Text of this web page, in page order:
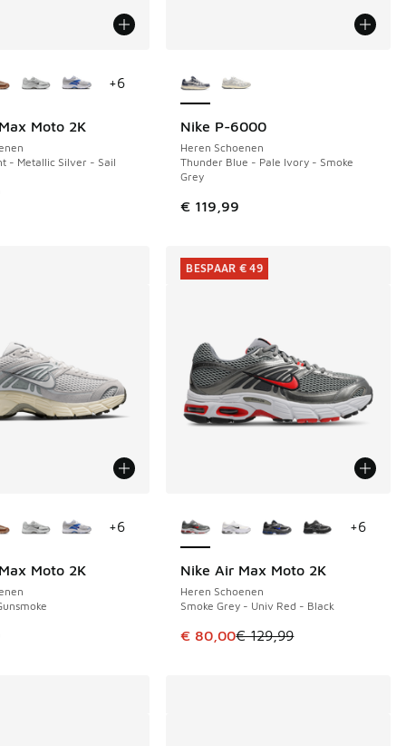
Moto 2K
- Metallic Silver - Sail
+6
Nike P-6000
Heren Schoenen
Thunder Blue - Pale Ivory - Smoke
Grey
€ 119,99
Moto 2K
+6
Nike Air Max Moto 2K
Heren Schoenen
Smoke Grey - Univ Red - Black
Dit artikel is in de uitverkoop. Dit
€ 80,00€ 129,99
BESPAAR € 49
+6
BESPAAR € 49